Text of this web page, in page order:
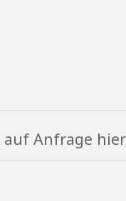
Anfrage